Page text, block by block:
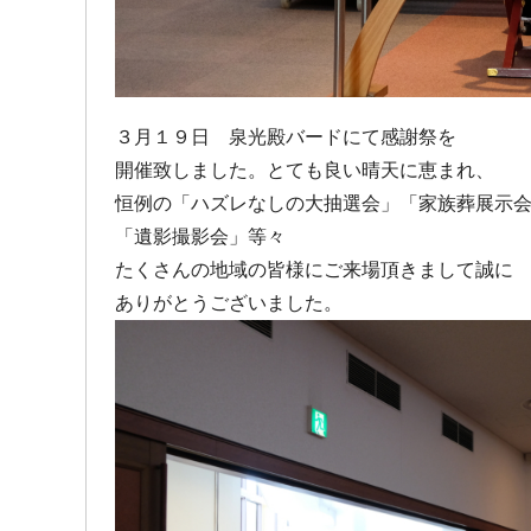
３月１９日 泉光殿バードにて感謝祭を
開催致しました。とても良い晴天に恵まれ、
恒例の「ハズレなしの大抽選会」「家族葬展示
「遺影撮影会」等々
たくさんの地域の皆様にご来場頂きまして誠に
ありがとうございました。